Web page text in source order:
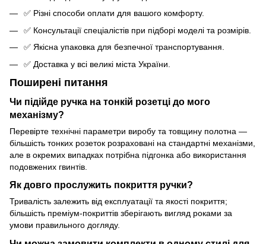
✅ Різні способи оплати для вашого комфорту.
✅ Консультації спеціалістів при підборі моделі та розмірів.
✅ Якісна упаковка для безпечної транспортування.
✅ Доставка у всі великі міста України.
Поширені питання
Чи підійде ручка на тонкій розетці до мого
механізму?
Перевірте технічні параметри виробу та товщину полотна —
більшість тонких розеток розраховані на стандартні механізми,
але в окремих випадках потрібна підгонка або використання
подовжених гвинтів.
Як довго прослужить покриття ручки?
Тривалість залежить від експлуатації та якості покриття;
більшість преміум-покриттів зберігають вигляд роками за
умови правильного догляду.